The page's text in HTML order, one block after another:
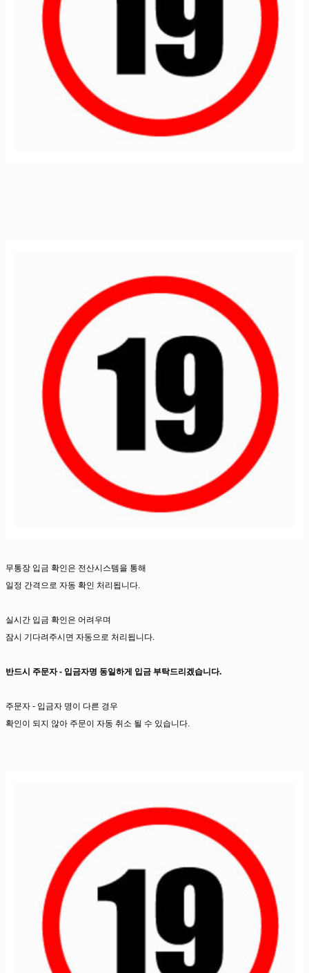
무통장 입금 확인은 전산시스템을 통해
일정 간격으로 자동 확인 처리됩니다.
실시간 입금 확인은 어려우며
잠시 기다려주시면 자동으로 처리됩니다.
반드시 주문자 - 입금자명 동일하게 입금 부탁드리겠습니다.
주문자 - 입금자 명이 다른 경우
확인이 되지 않아 주문이 자동 취소 될 수 있습니다.